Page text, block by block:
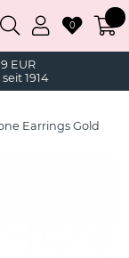
EUR
1914
0
Earrings Gold